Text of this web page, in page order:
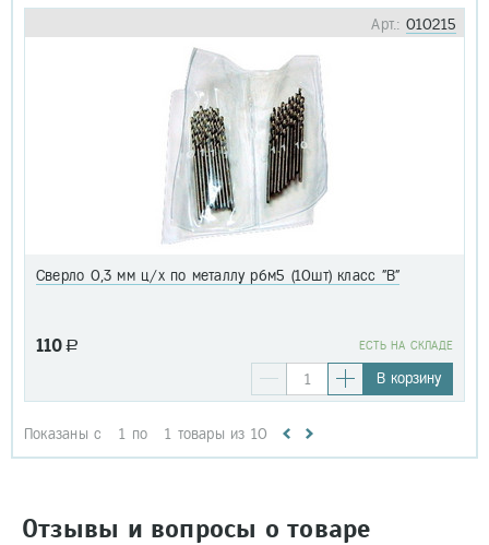
Арт.: 010215
Сверло 0,3 мм ц/х по металлу р6м5 (10шт) класс "В"
110 a EСТЬ НА СКЛАДЕ
В корзину
Показаны с 1 по 1 товары из 10
Отзывы и вопросы о товаре